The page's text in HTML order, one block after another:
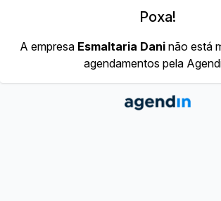
Poxa!
A empresa Esmaltaria Daninão está
agendamentos pela